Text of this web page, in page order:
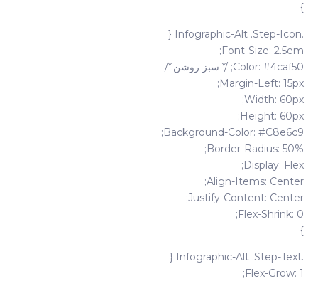
}
.infographic-Alt .step-Icon {
Font-Size: 2.5em;
Color: #4caf50; /* سبز روشن */
Margin-Left: 15px;
Width: 60px;
Height: 60px;
Background-Color: #c8e6c9;
Border-Radius: 50%;
Display: Flex;
Align-Items: Center;
Justify-Content: Center;
Flex-Shrink: 0;
}
.infographic-Alt .step-Text {
Flex-Grow: 1;